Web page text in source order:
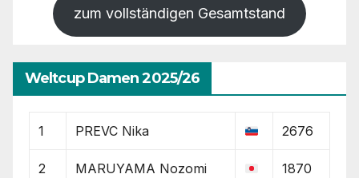
zum vollständigen Gesamtstand
Weltcup Damen 2025/26
1 PREVC Nika 2676
2 MARUYAMA Nozomi 1870